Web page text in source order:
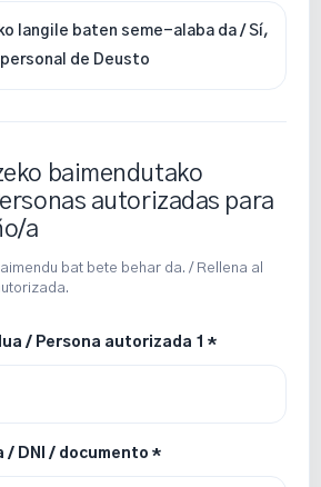
langile baten seme-alaba da / Sí,
de Deusto
baimendutako
autorizadas para
a
bat bete behar da. / Rellena al
/ Persona autorizada 1 *
/ DNI / documento *